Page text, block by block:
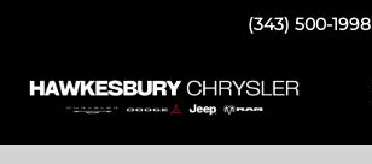
(343) 500-1998